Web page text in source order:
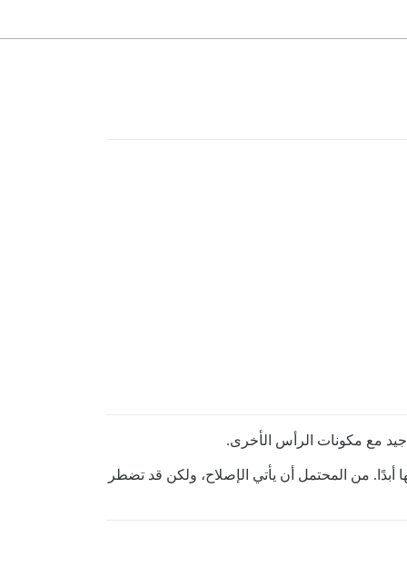
جيد مع مكونات الرأس الأخرى.
من المحتمل أن يأتي الإصلاح، ولكن قد تضطر